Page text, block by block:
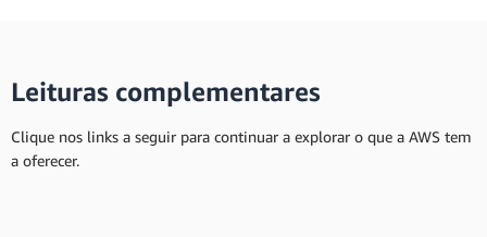
Leituras complementares
Clique nos links a seguir para continuar a explorar o que a AWS tem
a oferecer.